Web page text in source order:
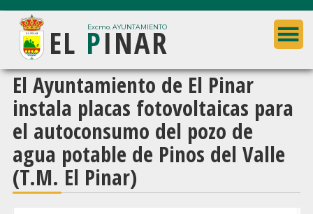
Saltar
contenido
principal
Saltar
barra
lateral
principal
Excmo. AYUNTAMIENTO
EL PINAR
Ayuntamiento
de
El
Pinar
(Granada)
El Ayuntamiento de El Pinar
instala placas fotovoltaicas para
el autoconsumo del pozo de
agua potable de Pinos del Valle
(T.M. El Pinar)